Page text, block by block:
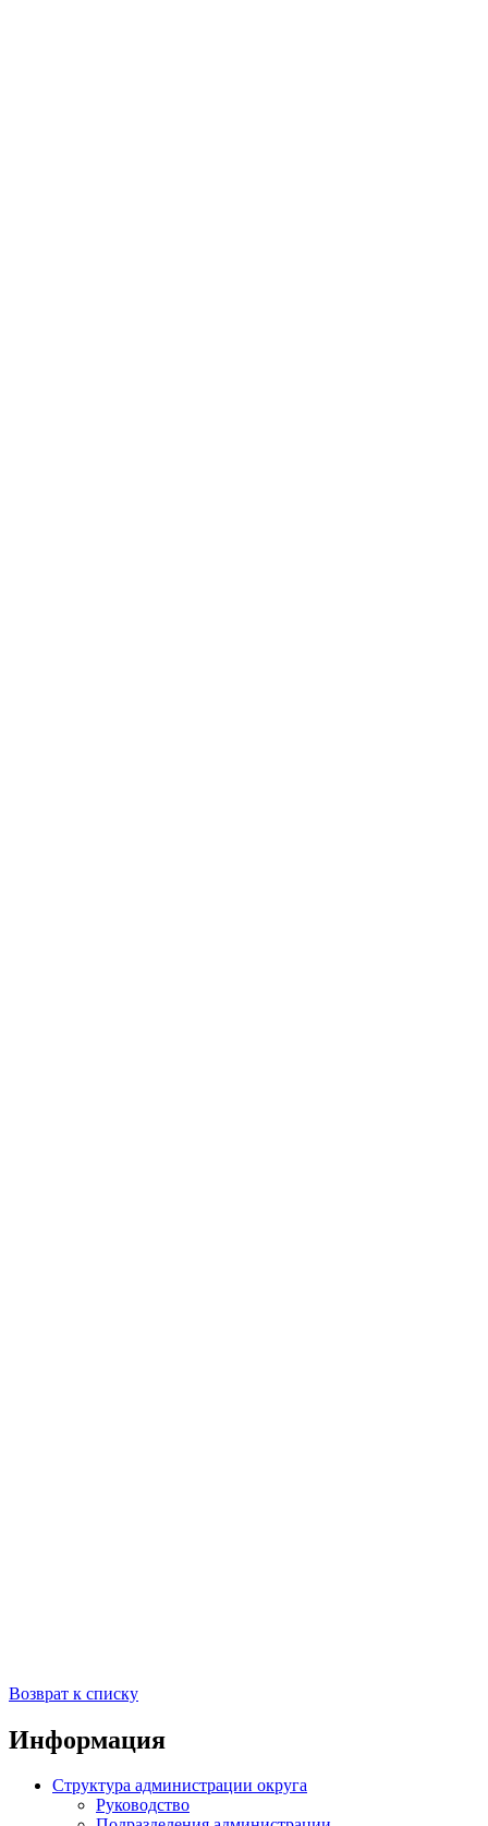
Возврат к списку
Информация
Структура администрации округа
Руководство